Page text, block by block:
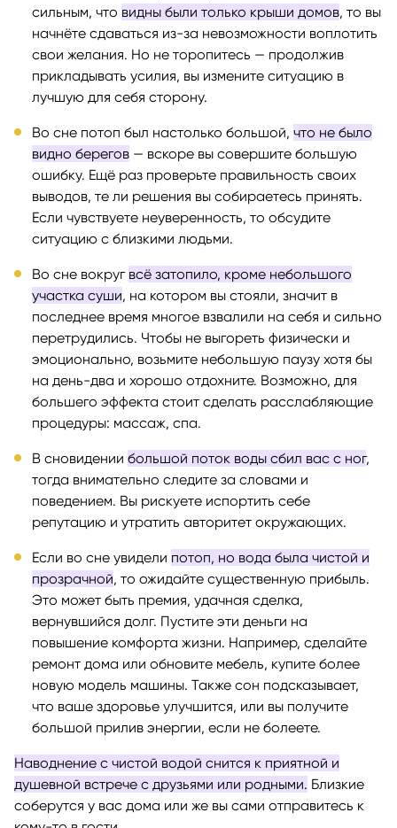
сильным, что видны были только крыши домов, то вы
начнёте сдаваться из-за невозможности воплотить
свои желания. Но не торопитесь — продолжив
прикладывать усилия, вы измените ситуацию в
лучшую для себя сторону.
Во сне потоп был настолько большой, что не было
видно берегов — вскоре вы совершите большую
ошибку. Ещё раз проверьте правильность своих
выводов, те ли решения вы собираетесь принять.
Если чувствуете неуверенность, то обсудите
ситуацию с близкими людьми.
Во сне вокруг всё затопило, кроме небольшого
участка суши, на котором вы стояли, значит в
последнее время многое взвалили на себя и сильно
перетрудились. Чтобы не выгореть физически и
эмоционально, возьмите небольшую паузу хотя бы
на день-два и хорошо отдохните. Возможно, для
большего эффекта стоит сделать расслабляющие
процедуры: массаж, спа.
В сновидении большой поток воды сбил вас с ног,
тогда внимательно следите за словами и
поведением. Вы рискуете испортить себе
репутацию и утратить авторитет окружающих.
Если во сне увидели потоп, но вода была чистой и
прозрачной, то ожидайте существенную прибыль.
Это может быть премия, удачная сделка,
вернувшийся долг. Пустите эти деньги на
повышение комфорта жизни. Например, сделайте
ремонт дома или обновите мебель, купите более
новую модель машины. Также сон подсказывает,
что ваше здоровье улучшится, или вы получите
большой прилив энергии, если не болеете.
Наводнение с чистой водой снится к приятной и
душевной встрече с друзьями или родными. Близкие
соберутся у вас дома или же вы сами отправитесь к